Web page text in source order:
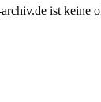
ist keine